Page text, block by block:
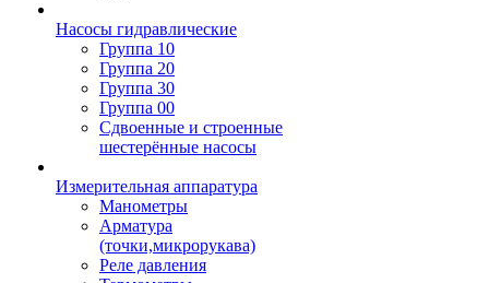
Насосы гидравлические
Группа 10
Группа 20
Группа 30
Группа 00
Сдвоенные и строенные
шестерённые насосы
Измерительная аппаратура
Манометры
Арматура
(точки,микрорукава)
Реле давления